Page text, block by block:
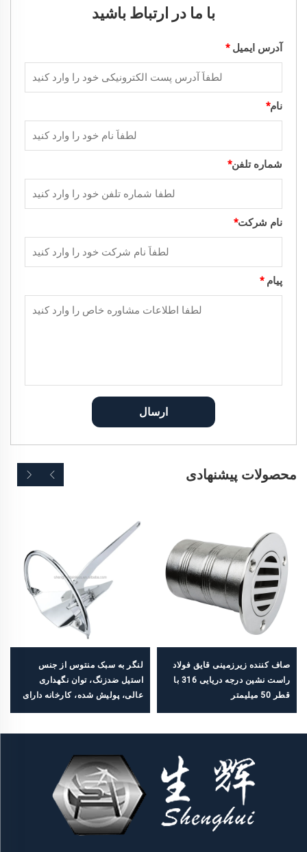
با ما در ارتباط باشید
آدرس ایمیل*
نام*
شماره تلفن*
نام شرکت*
پیام*
ارسال
محصولات پیشنهادی
صاف کننده زیرزمینی قایق فولاد
راست نشین درجه دریایی 316 با
قطر 50 میلیمتر
لنگر به سبک منتوس از جنس
استیل ضدزنگ، توان نگهداری
عالی، پولیش شده، کارخانه دارای